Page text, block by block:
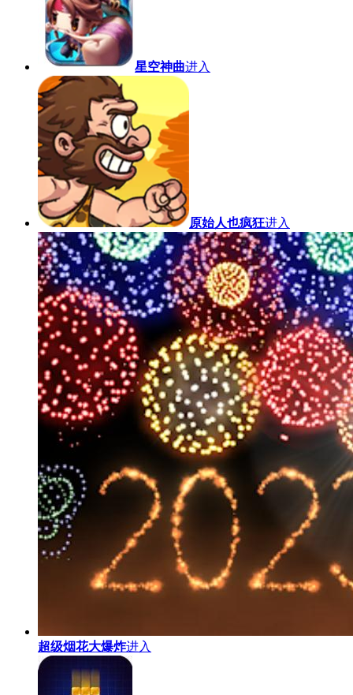
星空神曲进入
原始人也疯狂进入
超级烟花大爆炸进入